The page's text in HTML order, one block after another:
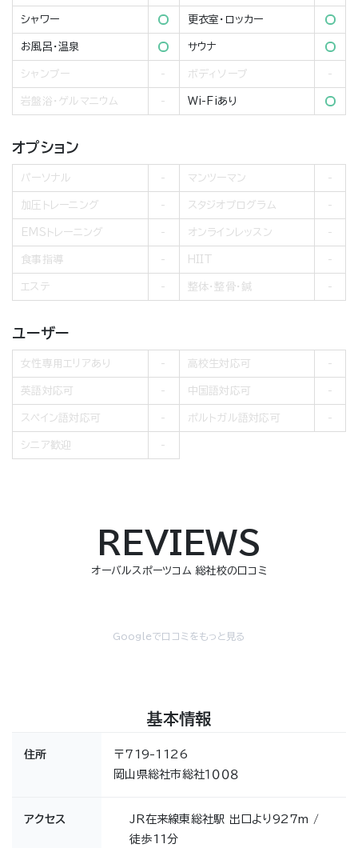
シャワー 更衣室・ロッカー
お風呂・温泉 サウナ
シャンプー ボディソープ
岩盤浴・ゲルマニウム Wi-Fiあり
オプション
パーソナル マンツーマン
加圧トレーニング スタジオプログラム
EMSトレーニング オンラインレッスン
食事指導 HIIT
エステ 整体・整骨・鍼
ユーザー
女性専用エリアあり 高校生対応可
英語対応可 中国語対応可
スペイン語対応可 ポルトガル語対応可
シニア歓迎
REVIEWS
オーバルスポーツコム 総社校の口コミ
Googleで口コミをもっと見る
基本情報
住所
〒719-1126
岡山県総社市総社１００８
アクセス
JR在来線東総社駅 出口より927m /
徒歩11分